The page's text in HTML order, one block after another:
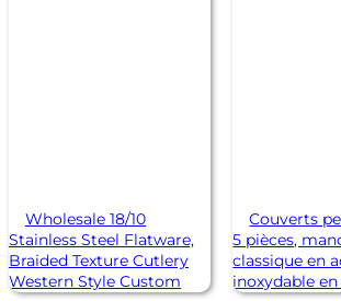
Wholesale 18/10
Stainless Steel Flatware,
Braided Texture Cutlery
Western Style Custom
Couverts
5 pièces,
classique en
inoxydable